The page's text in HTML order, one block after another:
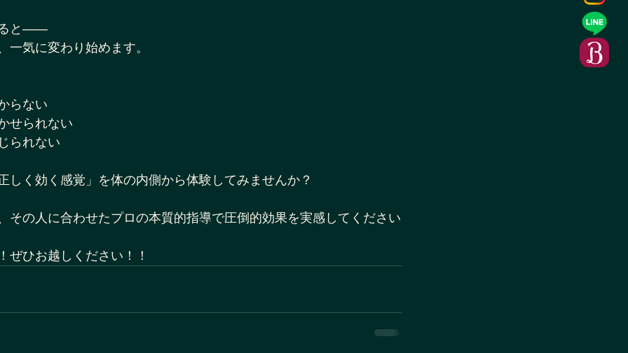
ると――
一気に変わり始めます。
らない
せられない
られない
しく効く感覚」を体の内側から体験してみませんか？
その人に合わせたプロの本質的指導で圧倒的効果を実感してください
ぜひお越しください！！